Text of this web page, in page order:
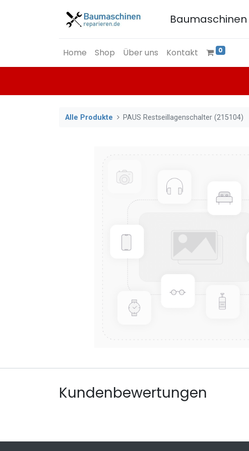
Baumaschinen
Home Shop Über uns Kontakt 0
Alle Produkte PAUS Restseillagenschalter (215104)
Kundenbewertungen